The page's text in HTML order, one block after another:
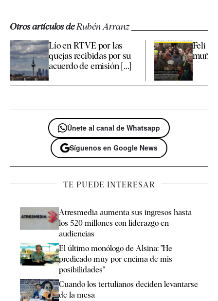
Otros artículos deRubén Arranz
Lío en RTVE por las
quejas recibidas por su
acuerdo de emisión [...]
Feli
Únete al canal de Whatsapp
Síguenos en Google News
TE PUEDE INTERESAR
Atresmedia aumenta sus ingresos hasta
los 520 millones con liderazgo en
audiencias
El último monólogo de Alsina: "He
predicado muy por encima de mis
posibilidades"
Cuando los tertulianos deciden levantarse
de la mesa